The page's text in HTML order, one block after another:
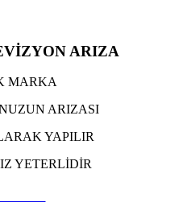
ARIZA
MARKA
ARIZASI
YAPILIR
YETERLİDİR